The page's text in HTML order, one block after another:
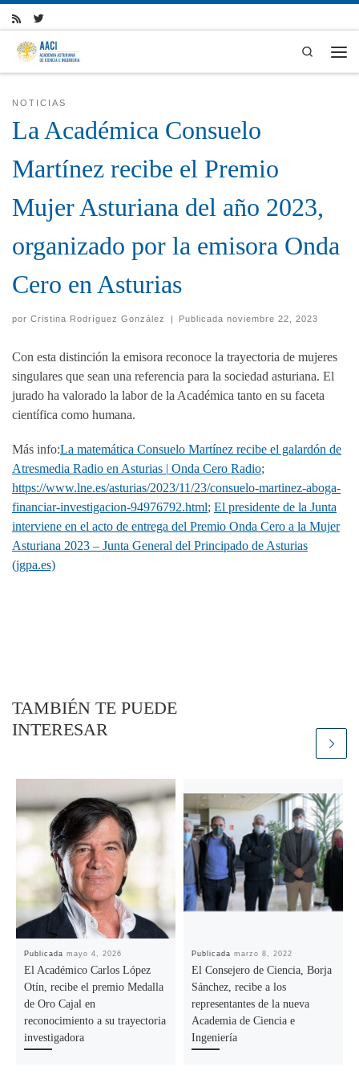
Skip to content
Search
NOTICIAS
La Académica Consuelo
Martínez recibe el Premio
Mujer Asturiana del año 2023,
organizado por la emisora Onda
Cero en Asturias
por Cristina Rodríguez González | Publicadanoviembre 22, 2023
Con esta distinción la emisora reconoce la trayectoria de mujeres
singulares que sean una referencia para la sociedad asturiana. El
jurado ha valorado la labor de la Académica tanto en su faceta
científica como humana.
Más info:La matemática Consuelo Martínez recibe el galardón de
Atresmedia Radio en Asturias | Onda Cero Radio;
https://www.lne.es/asturias/2023/11/23/consuelo-martinez-aboga-
financiar-investigacion-94976792.html; El presidente de la Junta
interviene en el acto de entrega del Premio Onda Cero a la Mujer
Asturiana 2023 – Junta General del Principado de Asturias
(jgpa.es)
TAMBIÉN TE PUEDE
INTERESAR
Publicadamayo 4, 2026
El Académico Carlos López
Otín, recibe el premio Medalla
de Oro Cajal en
reconocimiento a su trayectoria
investigadora
Publicadamarzo 8, 2022
El Consejero de Ciencia, Borja
Sánchez, recibe a los
representantes de la nueva
Academia de Ciencia e
Ingeniería